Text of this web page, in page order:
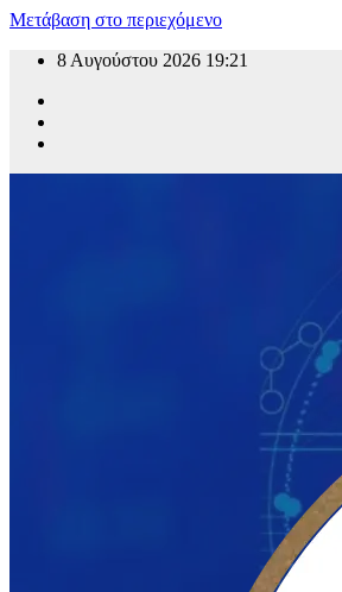
Μετάβαση στο περιεχόμενο
8 Αυγούστου 2026 19:21